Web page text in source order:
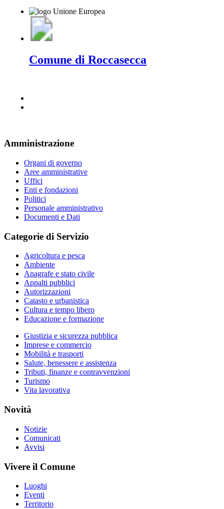
Comune di Roccasecca
Amministrazione
Organi di governo
Aree amministrative
Uffici
Enti e fondazioni
Politici
Personale amministrativo
Documenti e Dati
Categorie di Servizio
Agricoltura e pesca
Ambiente
Anagrafe e stato civile
Appalti pubblici
Autorizzazioni
Catasto e urbanistica
Cultura e tempo libero
Educazione e formazione
Giustizia e sicurezza pubblica
Imprese e commercio
Mobilità e trasporti
Salute, benessere e assistenza
Tributi, finanze e contravvenzioni
Turismo
Vita lavorativa
Novità
Notizie
Comunicati
Avvisi
Vivere il Comune
Luoghi
Eventi
Territorio